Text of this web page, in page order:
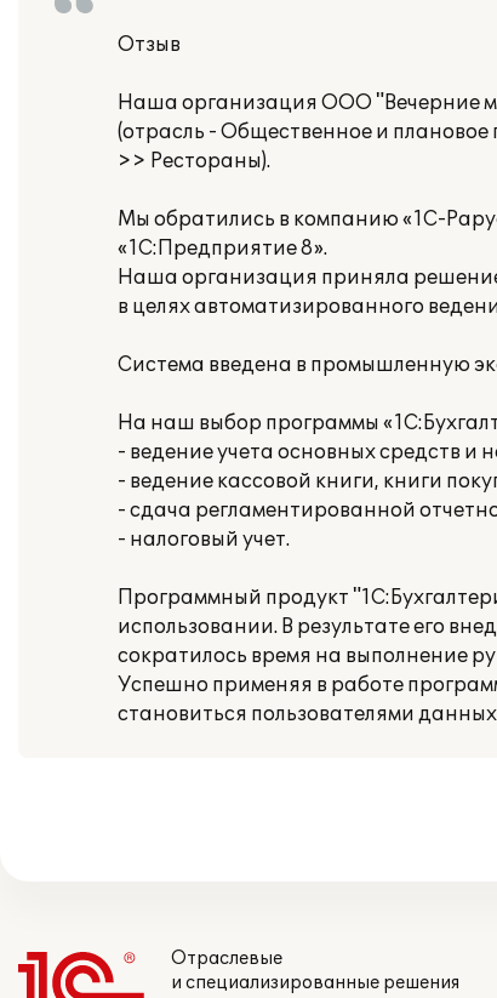
Отзыв
Наша организация ООО "Вечерние
(отрасль - Общественное и
>> Рестораны).
Мы обратились в компанию «1С-
«1С:Предприятие 8».
Наша организация приняла решение
в целях автоматизированного
Система введена в промышленную
На наш выбор программы
- ведение учета основных средств и
- ведение кассовой книги, книги
- сдача регламентированной
- налоговый учет.
Программный продукт
использовании. В результате его
сократилось время на выполнение
Успешно применяя в работе
становиться пользователями
Отраслевые
и специализированные решения